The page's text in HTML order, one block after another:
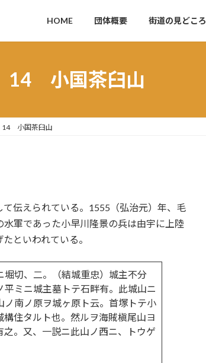
HOME 団体概要 街道の見どころ
14 小国茶臼山
14 小国茶臼山
伝えられている。1555（弘治元）年、毛
軍であった小早川隆景の兵は由宇に上陸
といわれている。
切、二。（結城重忠）城主不分
ミニ城主墓トテ石畔有。此城山ニ
南ノ原ヲ城ヶ原ト云。首塚トテ小
住タルト也。然ルヲ海賊槇尾山ヨ
。又、一説ニ此山ノ西ニ、トウゲ